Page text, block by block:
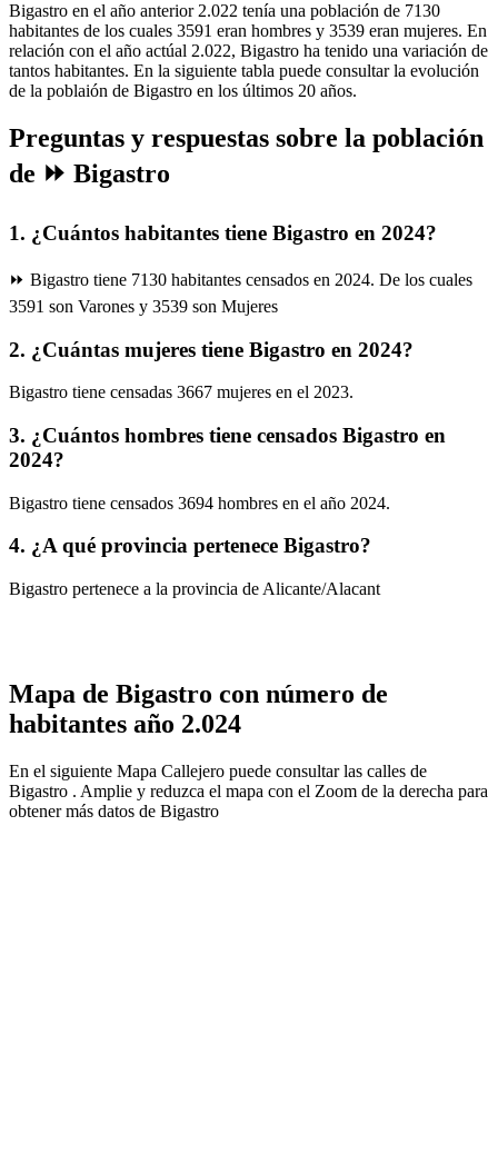
Bigastro en el año anterior 2.022 tenía una población de 7130
habitantes de los cuales 3591 eran hombres y 3539 eran mujeres. En
relación con el año actúal 2.022, Bigastro ha tenido una variación de
tantos habitantes. En la siguiente tabla puede consultar la evolución
de la poblaión de Bigastro en los últimos 20 años.
Preguntas y respuestas sobre la población
de ⏩ Bigastro
1. ¿Cuántos habitantes tiene Bigastro en 2024?
⏩ Bigastro tiene 7130 habitantes censados en 2024. De los cuales
3591 son Varones y 3539 son Mujeres
2. ¿Cuántas mujeres tiene Bigastro en 2024?
Bigastro tiene censadas 3667 mujeres en el 2023.
3. ¿Cuántos hombres tiene censados Bigastro en
2024?
Bigastro tiene censados 3694 hombres en el año 2024.
4. ¿A qué provincia pertenece Bigastro?
Bigastro pertenece a la provincia de Alicante/Alacant
Mapa de Bigastro con número de
habitantes año 2.024
En el siguiente Mapa Callejero puede consultar las calles de
Bigastro . Amplie y reduzca el mapa con el Zoom de la derecha para
obtener más datos de Bigastro